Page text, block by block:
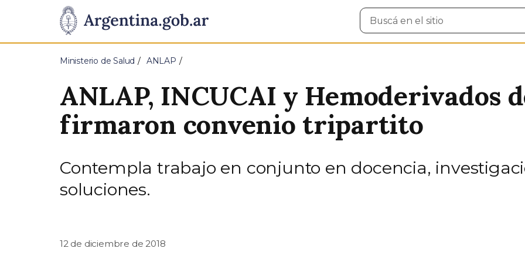
Presidencia
de
Pasar al contenido principal
Buscar
en
Ministerio de Salud ANLAP
ANLAP, INCUCAI y Hemoderivados
firmaron convenio tripartito
Contempla trabajo en conjunto en docencia,
soluciones.
12 de diciembre de 2018